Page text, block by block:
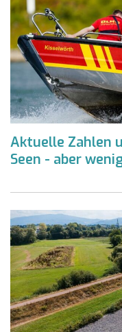
Aktuelle Zahlen
Seen - aber